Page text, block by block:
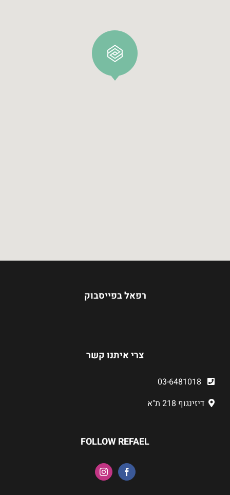
רפאל בפייסבוק
צרי איתנו קשר
דיזינגוף 218 ת"א
FOLLOW REFAEL